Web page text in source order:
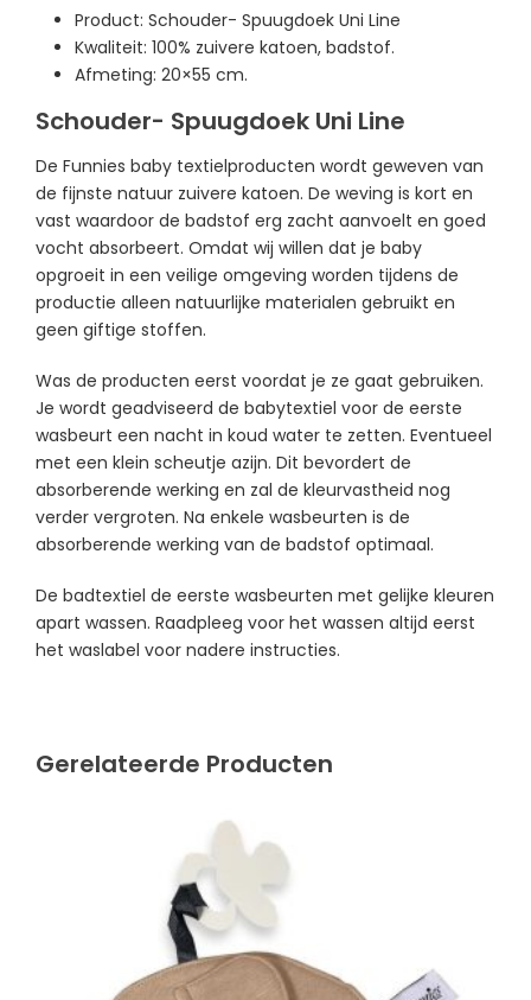
Product: Schouder- Spuugdoek Uni Line
Kwaliteit: 100% zuivere katoen, badstof.
Afmeting: 20×55 cm.
Schouder- Spuugdoek Uni Line
De Funnies baby textielproducten wordt geweven van
de fijnste natuur zuivere katoen. De weving is kort en
vast waardoor de badstof erg zacht aanvoelt en goed
vocht absorbeert. Omdat wij willen dat je baby
opgroeit in een veilige omgeving worden tijdens de
productie alleen natuurlijke materialen gebruikt en
geen giftige stoffen.
Was de producten eerst voordat je ze gaat gebruiken.
Je wordt geadviseerd de babytextiel voor de eerste
wasbeurt een nacht in koud water te zetten. Eventueel
met een klein scheutje azijn. Dit bevordert de
absorberende werking en zal de kleurvastheid nog
verder vergroten. Na enkele wasbeurten is de
absorberende werking van de badstof optimaal.
De badtextiel de eerste wasbeurten met gelijke kleuren
apart wassen. Raadpleeg voor het wassen altijd eerst
het waslabel voor nadere instructies.
Gerelateerde Producten